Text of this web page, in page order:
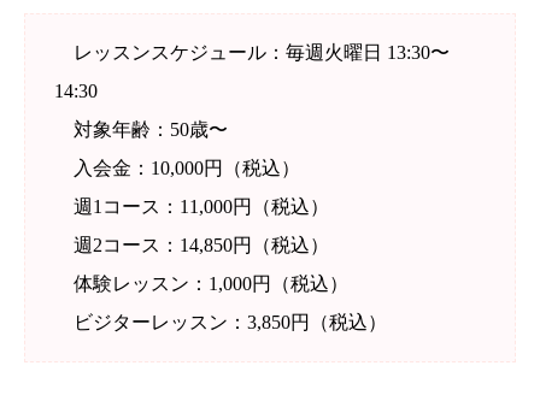
レッスンスケジュール：毎週火曜日 13:30〜
14:30
対象年齢：50歳〜
入会金：10,000円（税込）
週1コース：11,000円（税込）
週2コース：14,850円（税込）
体験レッスン：1,000円（税込）
ビジターレッスン：3,850円（税込）